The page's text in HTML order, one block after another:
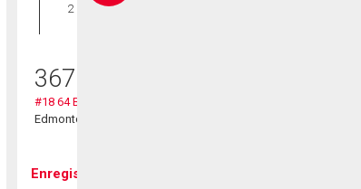
2 CAC , 2
367 900
#18 64 Blackburn Sw
Edmonton, AB
Enregistrer